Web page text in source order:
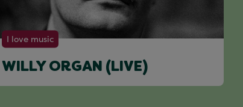
I love music
WILLY ORGAN (LIVE)